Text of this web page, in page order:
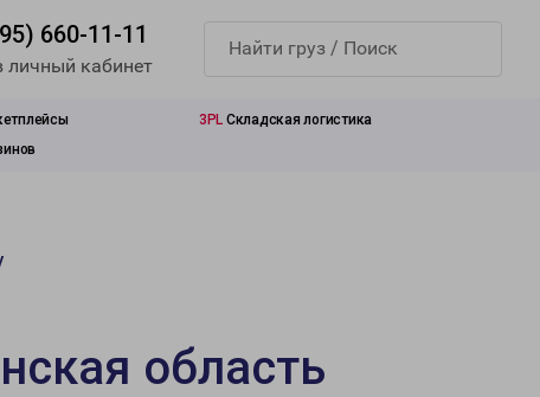
660-11-11
личный кабинет
3PL Складская логистика
область